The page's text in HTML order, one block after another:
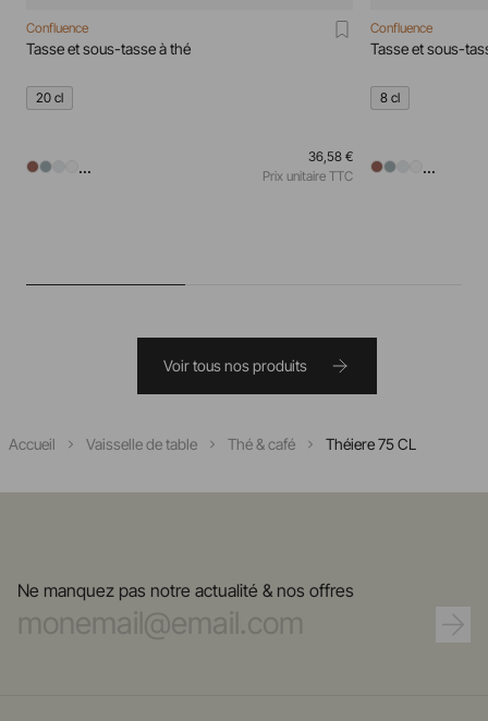
Confluence
Tasse et sous-tasse à thé
20 cl
...
36,58 €
Prix unitaire TTC
Confluence
Tasse et sous-
8 cl
...
Voir tous nos produits
Accueil Vaisselle de table Thé & café Théiere 75 CL
Ne manquez pas notre actualité & nos offres